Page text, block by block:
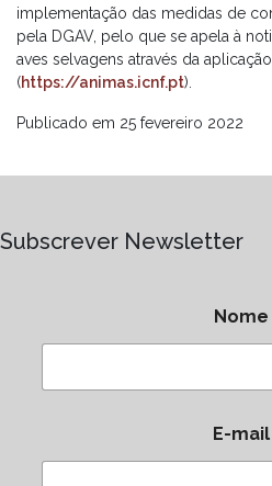
implementação das medidas de
pela DGAV, pelo que se apela à
aves selvagens através da
(https://animas.icnf.pt).
Publicado em 25 fevereiro 2022
Subscrever Newsletter
Nome
E-mail